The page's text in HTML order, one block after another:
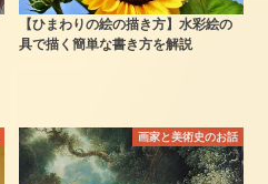
【ひまわりの絵の描き方】水彩絵の
具で描く簡単な書き方を解説
画家と美術史のお話